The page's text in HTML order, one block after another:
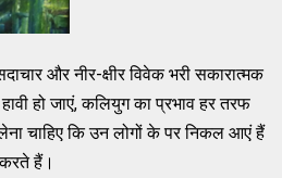
और नीर-क्षीर विवेक भरी सकारात्मक
हावी हो जाएं, कलियुग का प्रभाव हर तरफ
चाहिए कि उन लोगों के पर निकल आएं हैं
करते हैं।